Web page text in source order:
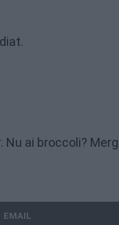
ai broccoli?
EMAIL